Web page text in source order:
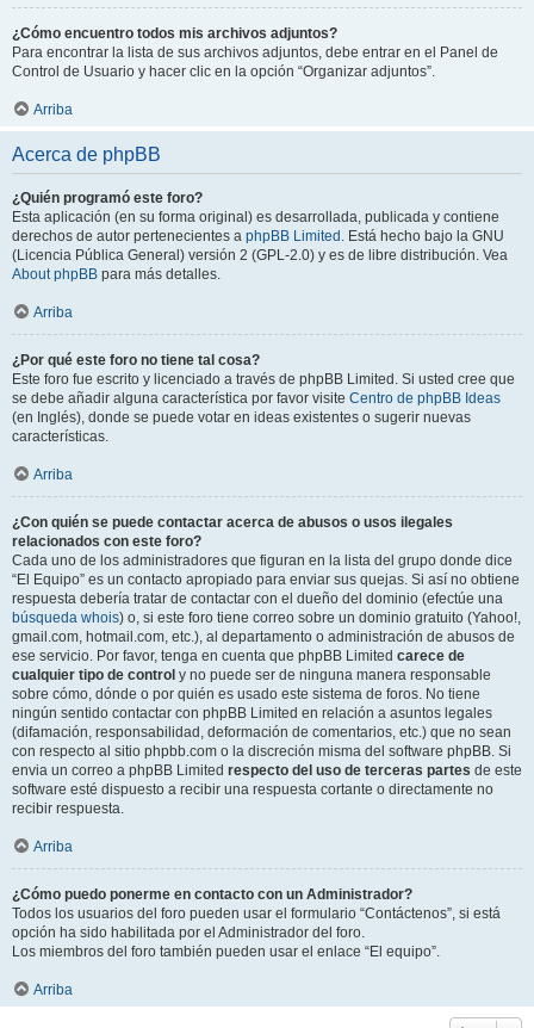
¿Cómo encuentro todos mis archivos adjuntos?
Para encontrar la lista de sus archivos adjuntos, debe entrar en el Panel de
Control de Usuario y hacer clic en la opción “Organizar adjuntos”.
Arriba
Acerca de phpBB
¿Quién programó este foro?
Esta aplicación (en su forma original) es desarrollada, publicada y contiene
derechos de autor pertenecientes a phpBB Limited . Está hecho bajo la GNU
(Licencia Pública General) versión 2 (GPL-2.0) y es de libre distribución. Vea
About phpBB para más detalles.
Arriba
¿Por qué este foro no tiene tal cosa?
Este foro fue escrito y licenciado a través de phpBB Limited. Si usted cree que
se debe añadir alguna característica por favor visite Centro de phpBB Ideas
(en Inglés), donde se puede votar en ideas existentes o sugerir nuevas
características.
Arriba
¿Con quién se puede contactar acerca de abusos o usos ilegales
relacionados con este foro?
Cada uno de los administradores que figuran en la lista del grupo donde dice
“El Equipo” es un contacto apropiado para enviar sus quejas. Si así no obtiene
respuesta debería tratar de contactar con el dueño del dominio (efectúe una
búsqueda whois) o, si este foro tiene correo sobre un dominio gratuito (Yahoo!,
gmail.com, hotmail.com, etc.), al departamento o administración de abusos de
ese servicio. Por favor, tenga en cuenta que phpBB Limited carece de
cualquier tipo de control y no puede ser de ninguna manera responsable
sobre cómo, dónde o por quién es usado este sistema de foros. No tiene
ningún sentido contactar con phpBB Limited en relación a asuntos legales
(difamación, responsabilidad, deformación de comentarios, etc.) que no sean
con respecto al sitio phpbb.com o la discreción misma del software phpBB. Si
envia un correo a phpBB Limited respecto del uso de terceras partes de este
software esté dispuesto a recibir una respuesta cortante o directamente no
recibir respuesta.
Arriba
¿Cómo puedo ponerme en contacto con un Administrador?
Todos los usuarios del foro pueden usar el formulario “Contáctenos”, si está
opción ha sido habilitada por el Administrador del foro.
Los miembros del foro también pueden usar el enlace “El equipo”.
Arriba